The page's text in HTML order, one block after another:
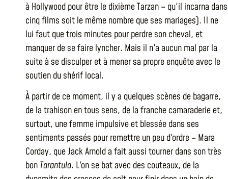
à Hollywood pour être le dixième Tarzan – qu'il incarna dans
cinq films soit le même nombre que ses mariages). Il ne
lui faut que trois minutes pour perdre son cheval, et
manquer de se faire lyncher. Mais il n'a aucun mal par la
suite à se disculper et à mener sa propre enquête avec le
soutien du shérif local.
À partir de ce moment, il y a quelques scènes de bagarre,
de la trahison en tous sens, de la franche camaraderie et,
surtout, une femme impulsive et blessée dans ses
sentiments passés pour remettre un peu d'ordre – Mara
Corday, que Jack Arnold a fait aussi tourner dans son très
bon Tarantula. L'on se bat avec des couteaux, de la